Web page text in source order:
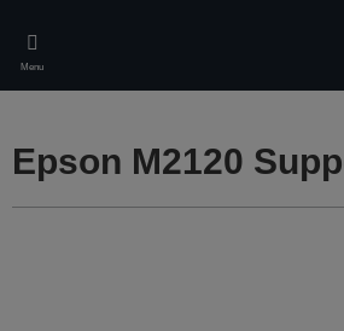
main
content
Menu
Epson M2120